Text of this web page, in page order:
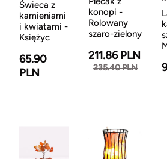
Świeca z
kamieniami
i kwiatami -
Księżyc
65.90
PLN
konopi -
Rolowany
szaro-zielony
211.86 PLN
235.40 PLN